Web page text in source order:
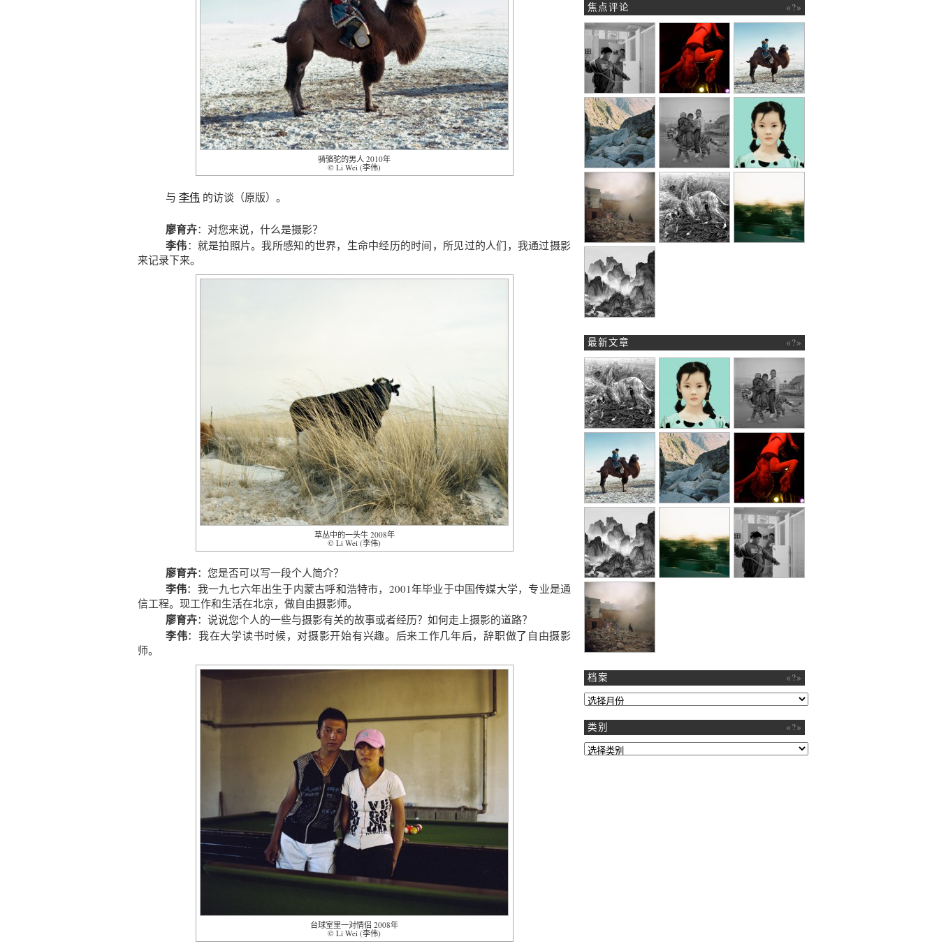
骑骆驼的男人 2010年
© Li Wei (李伟)
与 李伟 的访谈（原版）。
廖育卉：对您来说，什么是摄影？
李伟：就是拍照片。我所感知的世界，生命中经历的时间，所见过的人们，我通过摄影
来记录下来。
草丛中的一头牛 2008年
© Li Wei (李伟)
廖育卉：您是否可以写一段个人简介？
李伟：我一九七六年出生于内蒙古呼和浩特市，2001年毕业于中国传媒大学，专业是通
信工程。现工作和生活在北京，做自由摄影师。
廖育卉：说说您个人的一些与摄影有关的故事或者经历？如何走上摄影的道路？
李伟：我在大学读书时候，对摄影开始有兴趣。后来工作几年后，辞职做了自由摄影
师。
台球室里一对情侣 2008年
© Li Wei (李伟)
焦点评论 «?»
最新文章 «?»
档案 «?»
类别 «?»